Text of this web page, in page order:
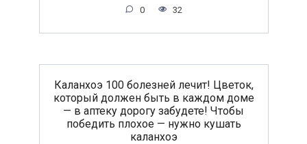
0 32
Каланхоэ 100 болезней лечит! Цветок,
который должен быть в каждом доме
— в аптеку дорогу забудете! Чтобы
победить плохое — нужно кушать
каланхоэ